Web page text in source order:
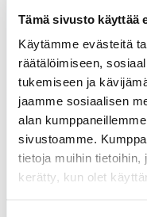
Tämä sivusto käyttää
Käytämme evästeitä
räätälöimiseen,
tukemiseen ja
jaamme sosiaalisen
alan
sivustoamme.
tietoja muihin tietoihin,
kerätty, kun olet
Sähköposti*
Puhelinnumero
Valitse tuote ja syötä
valittu laatu määrittää